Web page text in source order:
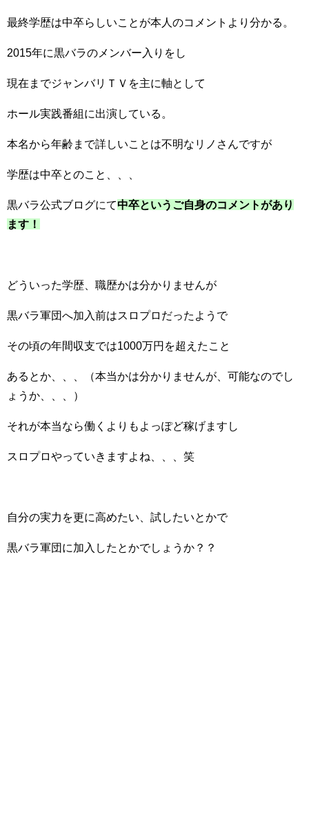
最終学歴は中卒らしいことが本人のコメントより分かる。
2015年に黒バラのメンバー入りをし
現在までジャンバリＴＶを主に軸として
ホール実践番組に出演している。
本名から年齢まで詳しいことは不明なリノさんですが
学歴は中卒とのこと、、、
黒バラ公式ブログにて中卒というご自身のコメントがあり
ます！
どういった学歴、職歴かは分かりませんが
黒バラ軍団へ加入前はスロプロだったようで
その頃の年間収支では1000万円を超えたこと
あるとか、、、（本当かは分かりませんが、可能なのでし
ょうか、、、）
それが本当なら働くよりもよっぽど稼げますし
スロプロやっていきますよね、、、笑
自分の実力を更に高めたい、試したいとかで
黒バラ軍団に加入したとかでしょうか？？